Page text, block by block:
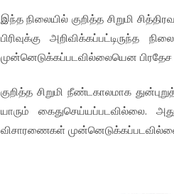
இந்த நிலையில் குறித்த சிறுமி
பிரிவுக்கு
அறிவிக்கப்பட்டிருந்த
முன்னெடுக்கப்படவில்லையென பிரதேச
குறித்த சிறுமி நீண்டகாலமாக
யாரும்
கைதுசெய்யப்படவில்லை.அது
விசாரணைகள்